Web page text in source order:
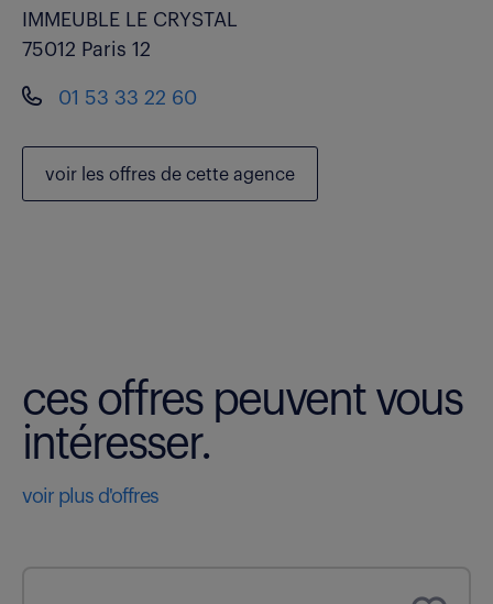
IMMEUBLE LE CRYSTAL
75012 Paris 12
01 53 33 22 60
voir les offres de cette agence
ces offres peuvent vous
intéresser.
voir plus d'offres